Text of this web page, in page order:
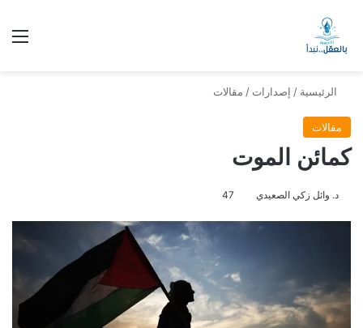
الرئيسية / إصدارات / مقالات
مقالات
كمائن الموت
د. وائل زكي الصعيدي 47